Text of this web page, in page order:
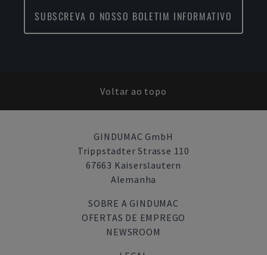
SUBSCREVA O NOSSO BOLETIM INFORMATIVO
Voltar ao topo
GINDUMAC GmbH
Trippstadter Strasse 110
67663 Kaiserslautern
Alemanha
SOBRE A GINDUMAC
OFERTAS DE EMPREGO
NEWSROOM